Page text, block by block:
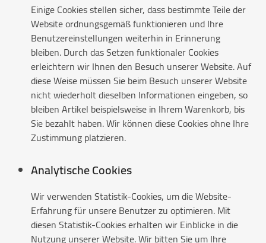
Einige Cookies stellen sicher, dass bestimmte Teile der
Website ordnungsgemäß funktionieren und Ihre
Benutzereinstellungen weiterhin in Erinnerung
bleiben. Durch das Setzen funktionaler Cookies
erleichtern wir Ihnen den Besuch unserer Website. Auf
diese Weise müssen Sie beim Besuch unserer Website
nicht wiederholt dieselben Informationen eingeben, so
bleiben Artikel beispielsweise in Ihrem Warenkorb, bis
Sie bezahlt haben. Wir können diese Cookies ohne Ihre
Zustimmung platzieren.
Analytische Cookies
Wir verwenden Statistik-Cookies, um die Website-
Erfahrung für unsere Benutzer zu optimieren. Mit
diesen Statistik-Cookies erhalten wir Einblicke in die
Nutzung unserer Website. Wir bitten Sie um Ihre